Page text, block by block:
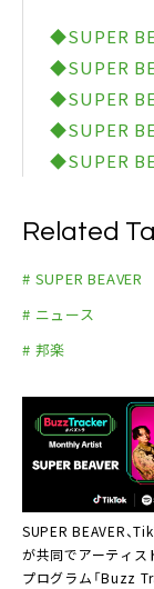
◆SUPER
◆SUPER
◆SUPER
◆SUPER
◆SUPER
Related
# SUPER BEAVER
# ニュース
# 邦楽
SUPER BEAVER、
が共同でアーティス
プログラム「Buzz